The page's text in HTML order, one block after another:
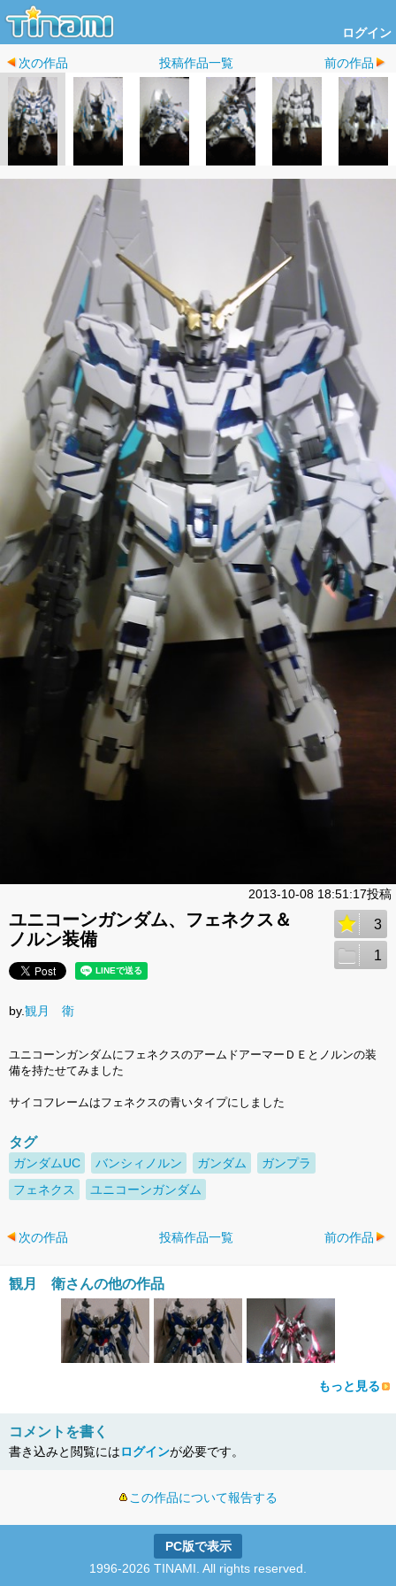
ログイン
次の作品 投稿作品一覧 前の作品
2013-10-08 18:51:17投稿
ユニコーンガンダム、フェネクス＆
ノルン装備
3
1
by.観月 衛
ユニコーンガンダムにフェネクスのアームドアーマーＤＥとノルンの装
備を持たせてみました
サイコフレームはフェネクスの青いタイプにしました
タグ
ガンダムUC バンシィノルン ガンダム
ガンプラ
フェネクス
ユニコーンガンダム
次の作品 投稿作品一覧 前の作品
観月 衛さんの他の作品
もっと見る
コメントを書く
書き込みと閲覧にはログインが必要です。
この作品について報告する
PC版で表示
1996-2026 TINAMI. All rights reserved.